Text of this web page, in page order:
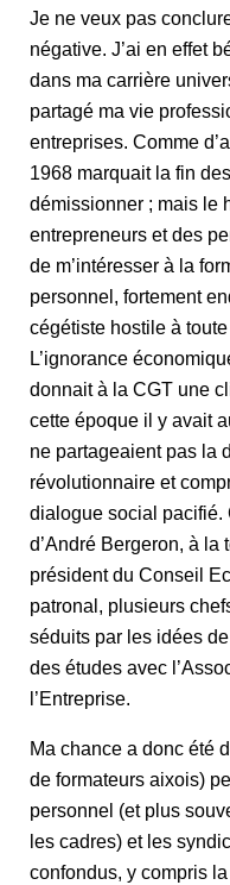
Je ne veux pas
négative. J’ai en effet
dans ma carrière
partagé ma vie
entreprises. Comme
1968 marquait la fin
démissionner ; mais le
entrepreneurs et des
de m’intéresser à la
personnel, fortement
cégétiste hostile à
L’ignorance
donnait à la CGT une
cette époque il y avait
ne partageaient pas la
révolutionnaire et
dialogue social pacifié.
d’André Bergeron, à la
président du Conseil
patronal, plusieurs
séduits par les idées
des études avec
l’Entreprise.
Ma chance a donc été
de formateurs aixois)
personnel (et plus
les cadres) et les
confondus, y compris